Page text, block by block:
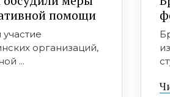
помощи
организаций,
...